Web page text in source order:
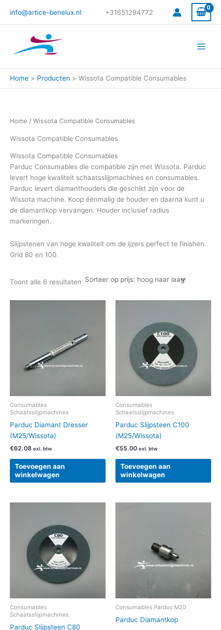
naar
de
info@artice-benelux.nl +31651294772
Home Producten Wissota Compatible Consumables
Home / Wissota Compatible Consumables
Wissota Compatible Consumables
Wissota Compatible Consumables
Parduc Consumables die compatible zijn met Wissota. Parduc
levert hoge kwaliteit schaatsslijpmachines en consumables.
Parduc levert diamanthouders die geschikt zijn voor de
Wissota machine. Koop éénmalig de houder en daarna kunt u
de diamantkop vervangen. Houder inclusief radius
markeringen.
Slijpstenen van hoge kwaliteit om de ijzers perfect te finishen.
Grid 80 en 100.
Toont alle 6 resultaten
op
prijs:
Consumables
Schaatsslijpmachines
Parduc Diamant Dresser
(M25/Wissota)
€62.08 exl. btw
Toevoegen aan
winkelwagen
Consumables
Schaatsslijpmachines
Parduc Slijpsteen C100
(M25/Wissota)
€55.00 exl. btw
Toevoegen aan
winkelwagen
Consumables
Schaatsslijpmachines
Parduc Slijpsteen C80
Consumables Parduc M20
Parduc Diamantkop